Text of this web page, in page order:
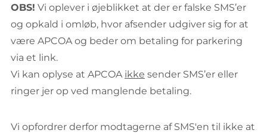
OBS! Vi oplever i øjeblikket at der er falske SMS’er
og opkald i omløb, hvor afsender udgiver sig for at
være APCOA og beder om betaling for parkering
via et link.
Vi kan oplyse at APCOA ikke sender SMS’er eller
ringer jer op ved manglende betaling.
Vi opfordrer derfor modtagerne af SMS'en til ikke at